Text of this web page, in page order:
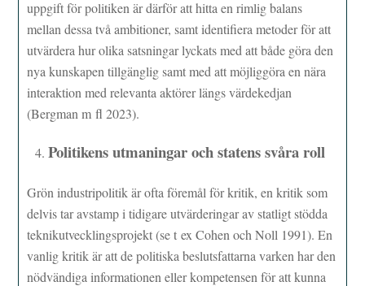
uppgift för politiken är därför att hitta en rimlig balans
mellan dessa två ambitioner, samt identifiera metoder för att
utvärdera hur olika satsningar lyckats med att både göra den
nya kunskapen tillgänglig samt med att möjliggöra en nära
interaktion med relevanta aktörer längs värdekedjan
(Bergman m fl 2023).
Politikens utmaningar och statens svåra roll
Grön industripolitik är ofta föremål för kritik, en kritik som
delvis tar avstamp i tidigare utvärderingar av statligt stödda
teknikutvecklingsprojekt (se t ex Cohen och Noll 1991). En
vanlig kritik är att de politiska beslutsfattarna varken har den
nödvändiga informationen eller kompetensen för att kunna